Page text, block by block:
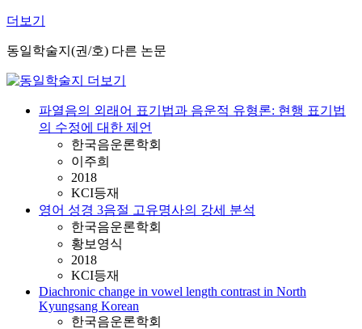
더보기
동일학술지(권/호) 다른 논문
파열음의 외래어 표기법과 음운적 유형론: 현행 표기법
의 수정에 대한 제언
한국음운론학회
이주희
2018
KCI등재
영어 성경 3음절 고유명사의 강세 분석
한국음운론학회
황보영식
2018
KCI등재
Diachronic change in vowel length contrast in North
Kyungsang Korean
한국음운론학회